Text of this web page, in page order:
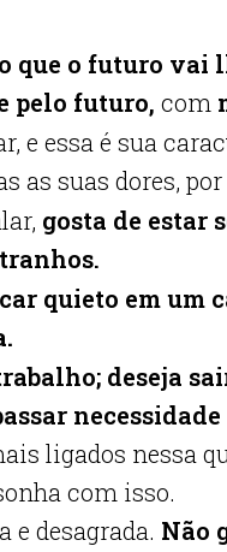
que o futuro vai
pelo futuro, com
e essa é sua
as suas dores,
gosta de estar
quieto em um
deseja
ligados nessa
com isso.
desagrada. Não